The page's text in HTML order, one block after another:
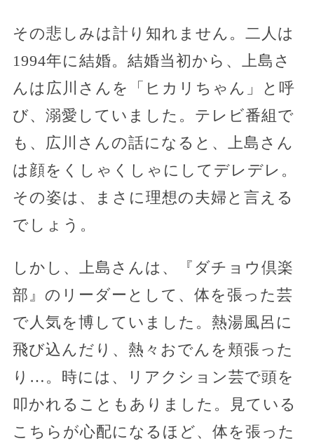
その悲しみは計り知れません。二人は
1994年に結婚。結婚当初から、上島さ
んは広川さんを「ヒカリちゃん」と呼
び、溺愛していました。テレビ番組で
も、広川さんの話になると、上島さん
は顔をくしゃくしゃにしてデレデレ。
その姿は、まさに理想の夫婦と言える
でしょう。
しかし、上島さんは、『ダチョウ倶楽
部』のリーダーとして、体を張った芸
で人気を博していました。熱湯風呂に
飛び込んだり、熱々おでんを頬張った
り…。時には、リアクション芸で頭を
叩かれることもありました。見ている
こちらが心配になるほど、体を張った